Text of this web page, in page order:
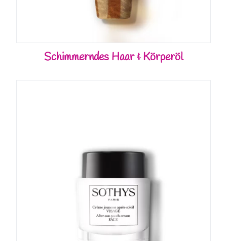
Schimmerndes Haar & Körperöl